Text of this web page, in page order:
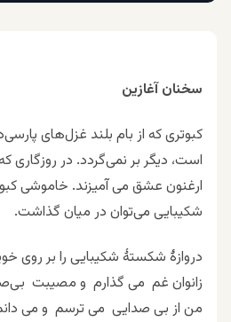
سخنان آغازین
کبوتری که از بام بلند غزل‌های
است، دیگر بر نمی‌گردد. در روزگاری
ارغنون عشق می آمیزند. خاموشی
شکیبایی می‌توان در میان گذاشت.
دروازۀ شکستۀ شکیبایی را بر روی
زانوان غم می گذارم و مصیبت
من از بی صدایی می ترسم و می